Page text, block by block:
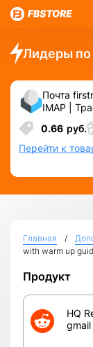
Лидеры
Почта
IMAP |
.COM ❗️
❗️ С
логинами
0.66 руб.
Перейти к
Главная
with warm up
Продукт
HQ